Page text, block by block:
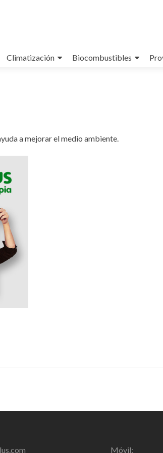
Climatización Biocombustibles
a mejorar el medio ambiente.
Móvil: